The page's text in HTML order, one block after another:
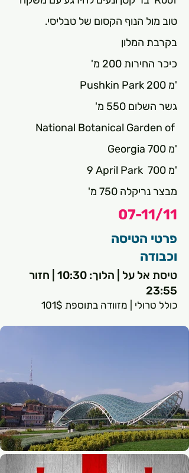
טוב מול הנוף הקסום של טבליסי.
בקרבת המלון
כיכר החירות 200 מ'
Pushkin Park 200 מ'
גשר השלום 550 מ'
National Botanical Garden of
Georgia 700 מ'
9 April Park  700 מ'
מבצר נריקלה 750 מ'
07-11/11
פרטי הטיסה
וכבודה
טיסת אל על | הלוך: 10:30 | חזור
23:55
כולל טרולי | מזוודה בתוספת 101$